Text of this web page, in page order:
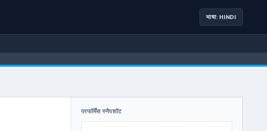
भाषा: HINDI
परफॉर्मेंस स्नैपशॉट